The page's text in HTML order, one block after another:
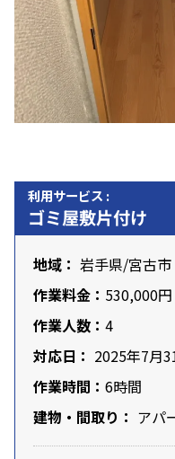
利用サービス :
ゴミ屋敷片付け
地域： 岩手県/宮古市
作業料金： 530,000円
作業人数： 4
対応日： 2025年7月
作業時間： 6時間
建物・間取り： アパ